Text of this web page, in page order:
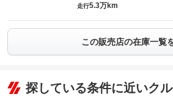
走行5.3万km
この販売店の在庫一覧
探している条件に近いク